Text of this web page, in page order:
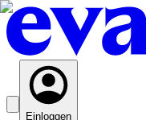
Einloggen